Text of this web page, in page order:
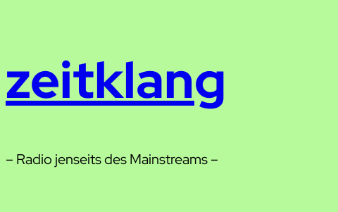
zeitklang
– Radio jenseits des Mainstreams –